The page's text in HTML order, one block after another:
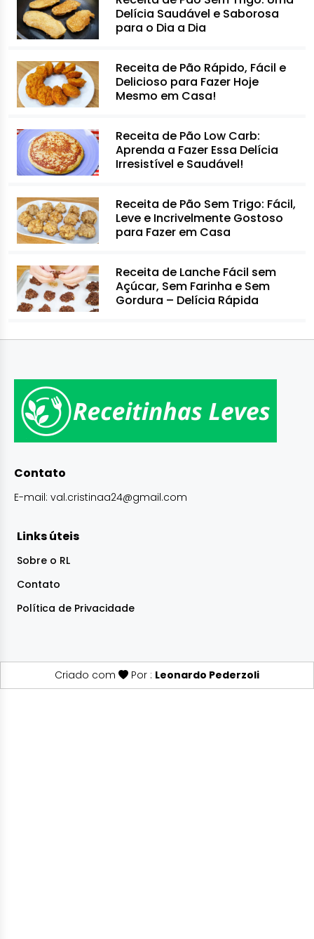
Delícia Saudável e Saborosa
para o Dia a Dia
Receita de Pão Rápido, Fácil e
Delicioso para Fazer Hoje
Mesmo em Casa!
Receita de Pão Low Carb:
Aprenda a Fazer Essa Delícia
Irresistível e Saudável!
Receita de Pão Sem Trigo: Fácil,
Leve e Incrivelmente Gostoso
para Fazer em Casa
Receita de Lanche Fácil sem
Açúcar, Sem Farinha e Sem
Gordura – Delícia Rápida
Contato
E-mail: val.cristinaa24@gmail.com
Links úteis
Sobre o RL
Contato
Política de Privacidade
Criado com Por : Leonardo Pederzoli